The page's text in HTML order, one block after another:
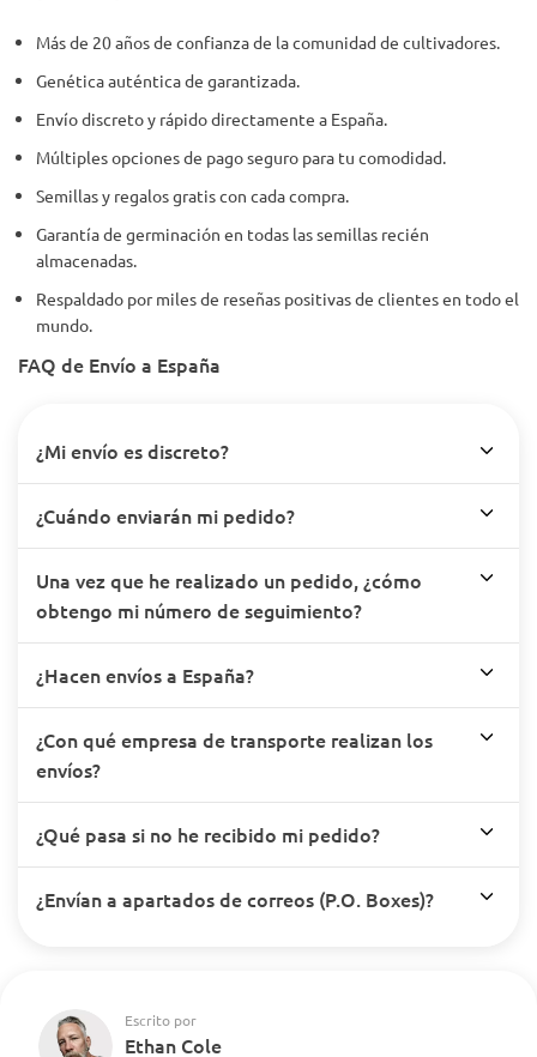
Más de 20 años de confianza de la comunidad de cultivadores.
Genética auténtica de garantizada.
Envío discreto y rápido directamente a España.
Múltiples opciones de pago seguro para tu comodidad.
Semillas y regalos gratis con cada compra.
Garantía de germinación en todas las semillas recién
almacenadas.
Respaldado por miles de reseñas positivas de clientes en todo el
mundo.
FAQ de Envío a España
¿Mi envío es discreto?
¿Cuándo enviarán mi pedido?
Una vez que he realizado un pedido, ¿cómo
obtengo mi número de seguimiento?
¿Hacen envíos a España?
¿Con qué empresa de transporte realizan los
envíos?
¿Qué pasa si no he recibido mi pedido?
¿Envían a apartados de correos (P.O. Boxes)?
Escrito por
Ethan Cole